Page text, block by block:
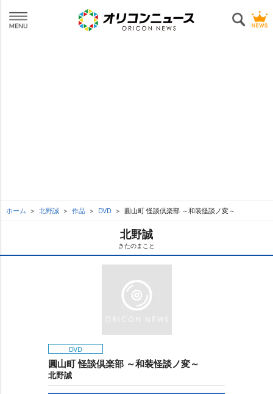
ホーム 北野誠 作品 DVD 圓山町 怪談倶楽部 ～和装怪談ノ変～
北野誠
きたのまこと
DVD
圓山町 怪談倶楽部 ～和装怪談ノ変～
北野誠